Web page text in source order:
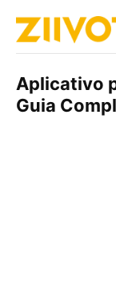
Aplicativo
Guia